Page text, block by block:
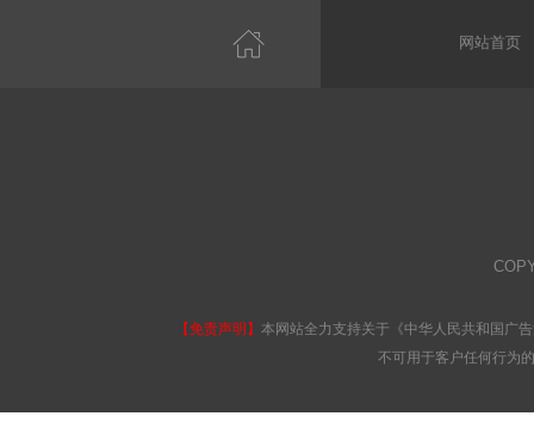
网站首页
【免责声明】 本网站全力支持关于《中华人民共和国广
不可用于客户任何行为